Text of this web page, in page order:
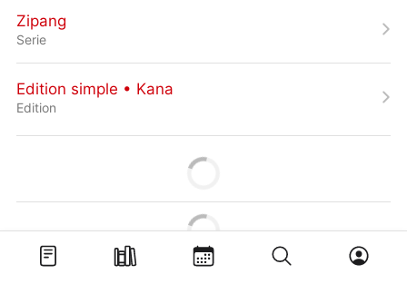
Zipang
Serie
Edition simple • Kana
Edition